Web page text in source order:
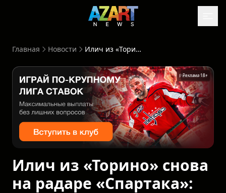
Главная Новости Илич из «Торино» снова на радаре «Спартака»: цена упала втрое
Реклама 18+
Илич из «Торино» снова
на радаре «Спартака»: